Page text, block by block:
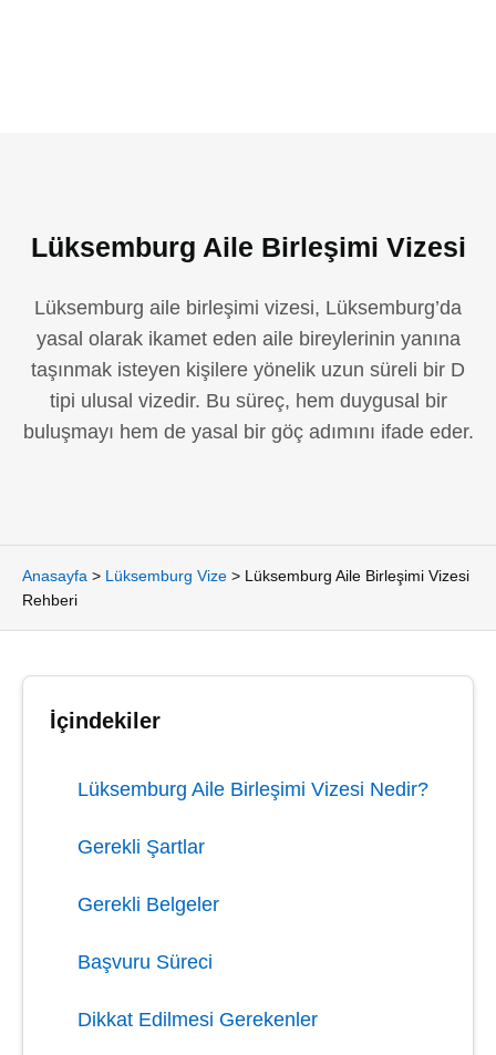
Lüksemburg Aile Birleşimi Vizesi
Lüksemburg aile birleşimi vizesi, Lüksemburg’da
yasal olarak ikamet eden aile bireylerinin yanına
taşınmak isteyen kişilere yönelik uzun süreli bir D
tipi ulusal vizedir. Bu süreç, hem duygusal bir
buluşmayı hem de yasal bir göç adımını ifade eder.
Anasayfa > Lüksemburg Vize > Lüksemburg Aile Birleşimi Vizesi
Rehberi
İçindekiler
Lüksemburg Aile Birleşimi Vizesi Nedir?
Gerekli Şartlar
Gerekli Belgeler
Başvuru Süreci
Dikkat Edilmesi Gerekenler